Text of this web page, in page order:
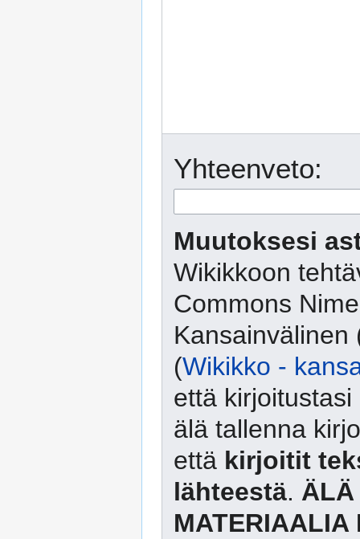
Yhteenveto:
Muutoksesi
Wikikkoon
Commons
Kansainvälinen
(Wikikko -
että
älä tallenna
että kirjoitit
lähteestä. ÄLÄ
MATERIAALIA